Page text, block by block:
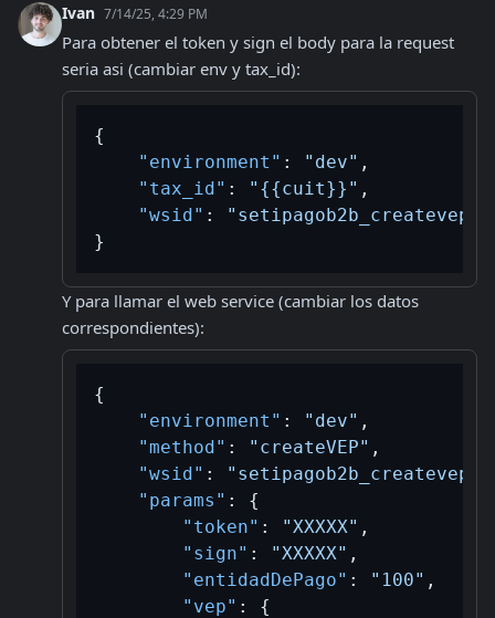
Ivan 7/14/25, 4:29 PM
Para obtener el token y sign el body para la request
seria asi (cambiar env y tax_id):
{
"environment" : "dev" ,
"tax_id" : "{{cuit}}" ,
"wsid" :
"setipagob2b_createvep"
}
Y para llamar el web service (cambiar los datos
correspondientes):
{
"environment" : "dev" ,
"method" : "createVEP" ,
"wsid" : "setipagob2b_createvep"
"params" :
{
"token" : "XXXXX" ,
"sign" : "XXXXX" ,
"entidadDePago" : "100" ,
"vep" : {